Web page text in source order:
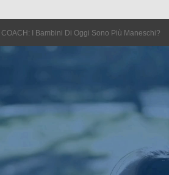
COACH: I Bambini Di Oggi Sono Più Maneschi?